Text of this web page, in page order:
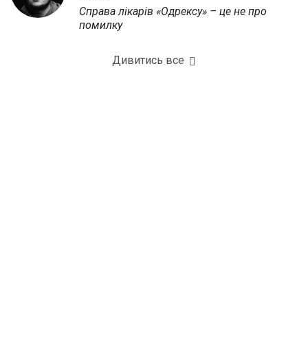
Справа лікарів «Одрексу» – це не про
помилку
Дивитись все